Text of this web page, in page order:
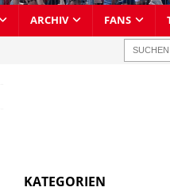
ARCHIV FANS
KATEGORIEN